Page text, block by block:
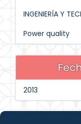
INGENIERÍA Y
Power quality
2013